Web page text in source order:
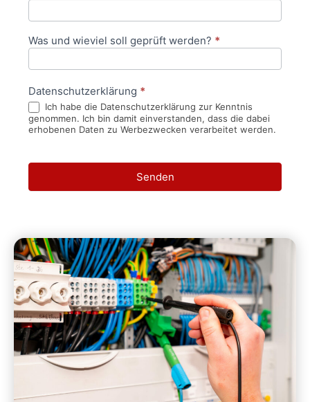
Was und wieviel soll geprüft werden? *
Datenschutzerklärung *
Ich habe die Datenschutzerklärung zur Kenntnis
genommen. Ich bin damit einverstanden, dass die dabei
erhobenen Daten zu Werbezwecken verarbeitet werden.
Senden